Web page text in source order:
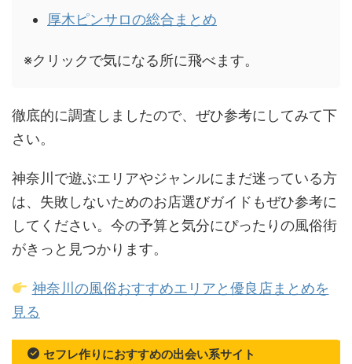
厚木ピンサロの総合まとめ
※クリックで気になる所に飛べます。
徹底的に調査しましたので、ぜひ参考にしてみて下
さい。
神奈川で遊ぶエリアやジャンルにまだ迷っている方
は、失敗しないためのお店選びガイドもぜひ参考に
してください。今の予算と気分にぴったりの風俗街
がきっと見つかります。
神奈川の風俗おすすめエリアと優良店まとめを
見る
セフレ作りにおすすめの出会い系サイト